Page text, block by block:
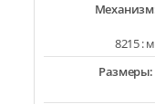
8215 :
Размеры: